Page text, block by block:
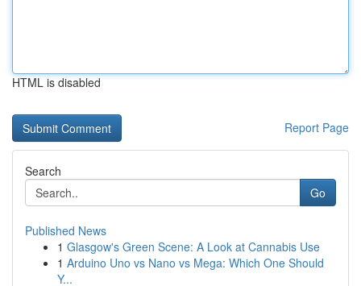
HTML is disabled
Report Page
Search
Go
Published News
1 Glasgow's Green Scene: A Look at Cannabis Use
1 Arduino Uno vs Nano vs Mega: Which One Should
Y...